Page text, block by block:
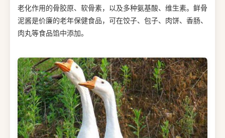
老化作用的骨胶原、软骨素，以及多种氨基酸、维生素。鲜骨
泥酱是价廉的老年保健食品，可在饺子、包子、肉饼、香肠、
肉丸等食品馅中添加。